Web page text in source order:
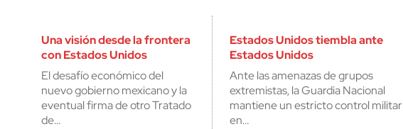
Una visión desde la frontera
con Estados Unidos
El desafío económico del
nuevo gobierno mexicano y la
eventual firma de otro Tratado
de…
Estados Unidos tiembla ante
Estados Unidos
Ante las amenazas de grupos
extremistas, la Guardia Nacional
mantiene un estricto control militar
en…